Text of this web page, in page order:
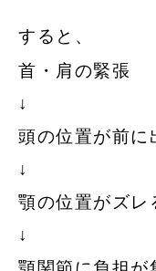
すると、
首・肩の緊張
↓
頭の位置が前に
↓
顎の位置がズレ
↓